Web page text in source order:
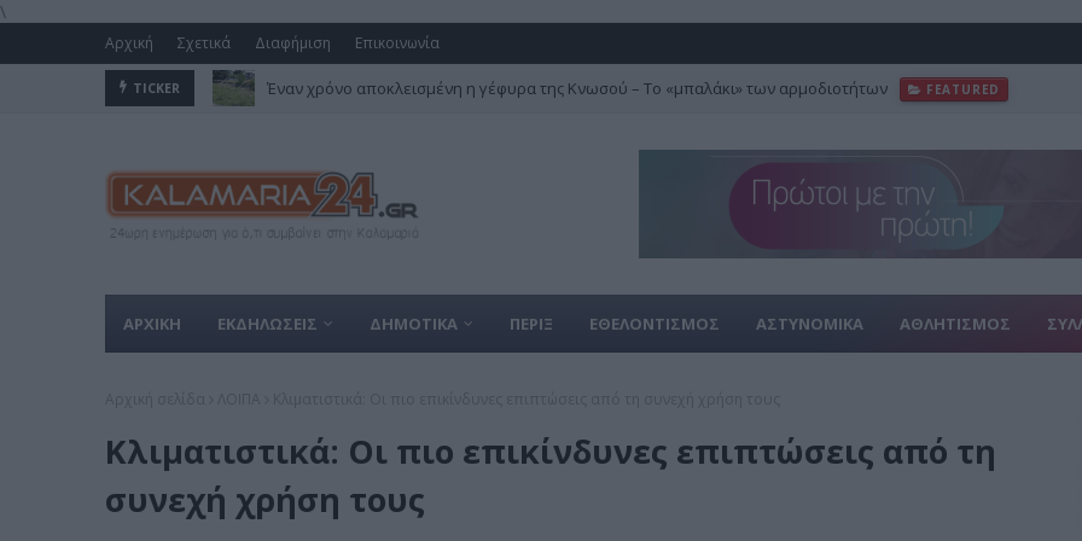
\
Αρχική Σχετικά Διαφήμιση Επικοινωνία
TICKER Έναν χρόνο αποκλεισμένη η γέφυρα της Κνωσού – Το «μπαλάκι» των αρμοδιοτήτων FEATURED
ΑΡΧΙΚΗ ΕΚΔΗΛΩΣΕΙΣ ΔΗΜΟΤΙΚΑ ΠΕΡΙΞ ΕΘΕΛΟΝΤΙΣΜΟΣ ΑΣΤΥΝΟΜΙΚΑ ΑΘΛΗΤΙΣΜΟΣ
Κλιματιστικά: Οι πιο επικίνδυνες επιπτώσεις από τη
συνεχή χρήση τους